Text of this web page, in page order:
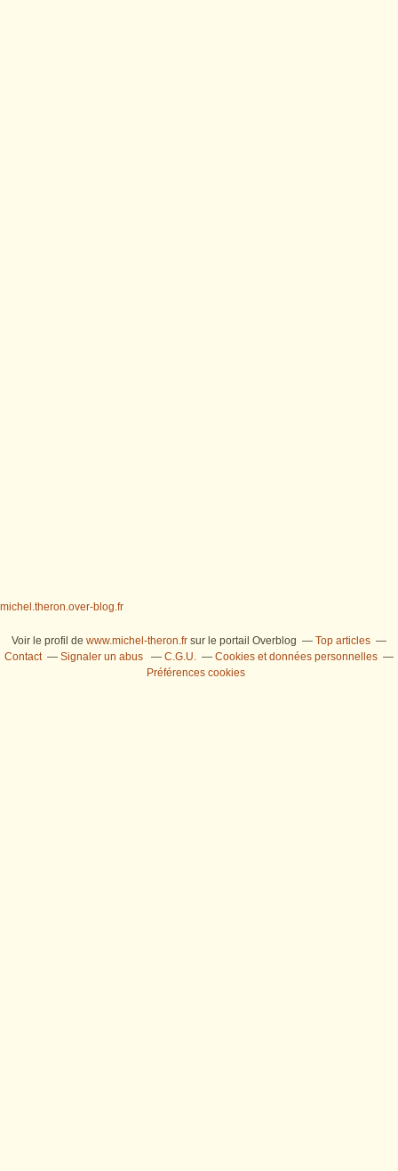
michel.theron.over-blog.fr
Voir le profil de www.michel-theron.fr sur le portail Overblog
Top articles
Contact
Signaler un abus C.G.U.
Cookies et données personnelles
Préférences cookies